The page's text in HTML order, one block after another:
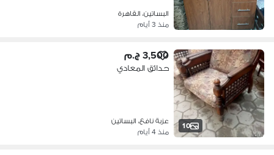
البساتين، القاهرة
منذ 3 أيام
10
3,500 ج.م
حدائق المعادي
عزبة نافع، البساتين
منذ 4 أيام